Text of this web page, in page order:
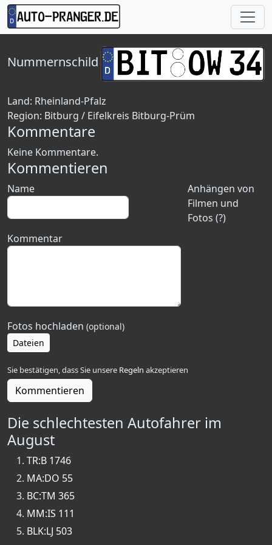
Nummernschild
Land: Rheinland-Pfalz
Region: Bitburg / Eifelkreis Bitburg-Prüm
Kommentare
Keine Kommentare.
Kommentieren
Anhängen von
Filmen und
Fotos (?)
Name
Kommentar
Fotos hochladen (optional)
Dateien
Sie bestätigen, dass Sie unsere Regeln akzeptieren
Kommentieren
Die schlechtesten Autofahrer im
August
TR:B 1746
MA:DO 55
BC:TM 365
MM:IS 111
BLK:LJ 503